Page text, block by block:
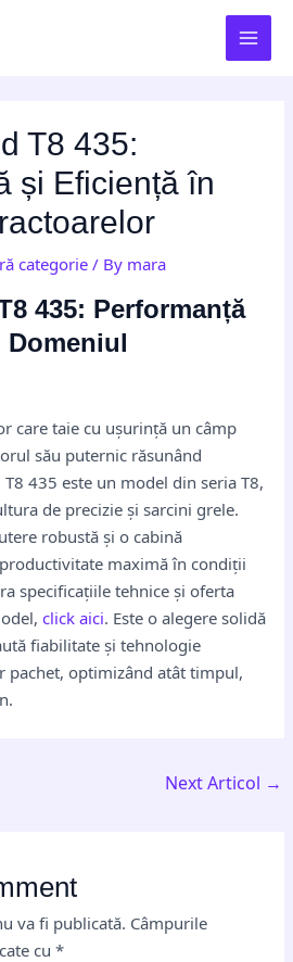
T8 435:
și Eficiență în
categorie/ By mara
435: Performanță
care taie cu ușurință un câmp
său puternic răsunând
435 este un model din seria T8,
de precizie și sarcini grele.
robustă și o cabină
maximă în condiții
specificațiile tehnice și oferta
click aici. Este o alegere solidă
fiabilitate și tehnologie
pachet, optimizând atât timpul,
Next Articol →
va fi publicată. Câmpurile
cu*